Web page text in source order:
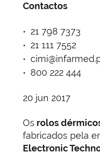
Contactos
21 798 7373
21 111 7552
800 222 444
20 jun 2017
Os rolos
fabricados pela
Electronic